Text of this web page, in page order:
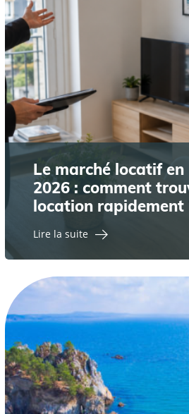
Le marché locatif
2026 : comment
location rapidement
Lire la suite